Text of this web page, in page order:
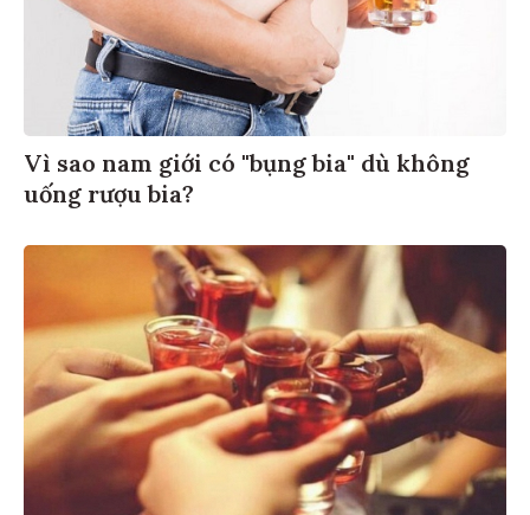
Vì sao nam giới có "bụng bia" dù không
uống rượu bia?